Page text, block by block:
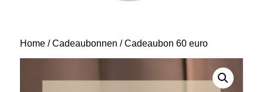
Home /Cadeaubonnen / Cadeaubon 60 euro